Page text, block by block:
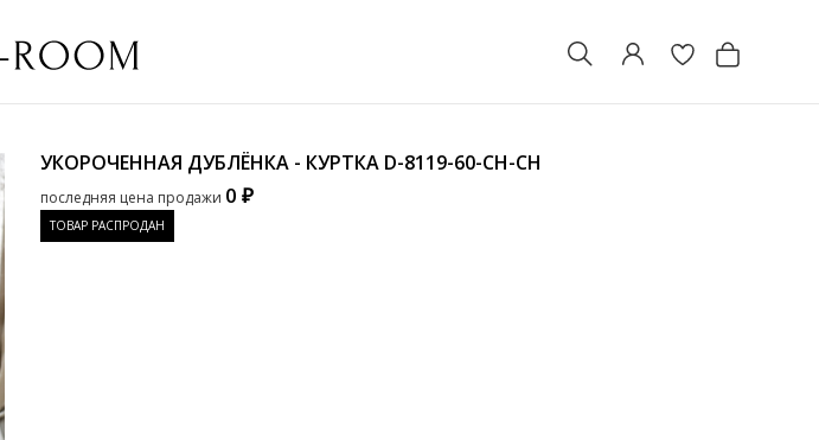
УКОРОЧЕННАЯ ДУБЛЁНКА - КУРТКА D-8119-60-CH-CH
последняя цена продажи 0 ₽
ТОВАР РАСПРОДАН